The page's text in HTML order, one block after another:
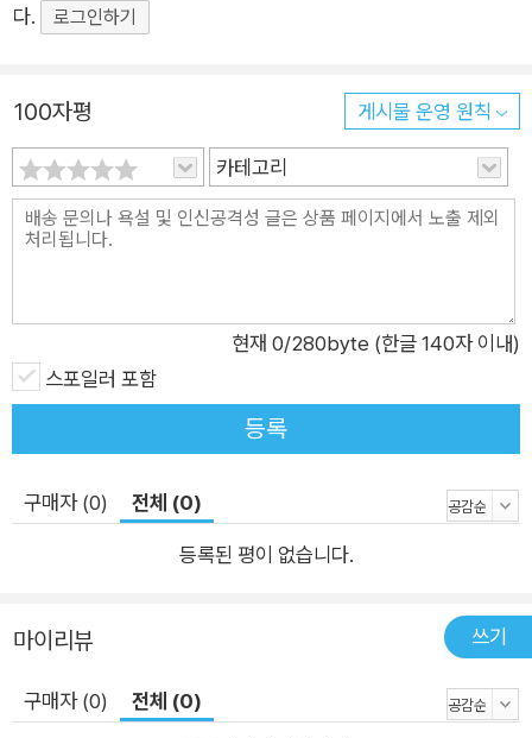
상하고 형상화한다. 저자는 그러한 작품을 읽으면서 주어진 현실
자, 환경운동가 제인 구달(Jane Goodall)의 마지막 인터뷰에서,
“오늘날 지구가 암울할 때에도 여전히 희망은 있다. 희망을 잃지
마라. 희망을 잃으면 무관심해지고 아무것도 하지 않게 된다.” 저
자에게 비평적 글쓰기는 그런 희망을 찾아가는 과정의 산물이다.
책은 5부로 나뉜다. 제1부에서는 세계문학공화국에서 한국소설
를 조망한다. 제3부는 시와 시론에 관한 글을 모으고, 제4부는 비
평과 산문에 관한 글이다. 한국문학 공간에서 다소 홀대받는 논픽
션의 자리를 다듬는다. 제5부는 번역된 외국문학에 관한 글로 구
다.
로그인하기
100자평 게시물 운영 원칙
카테고리
현재 0/280byte (한글 140자 이내)
스포일러 포함
등록
구매자 (0) 전체 (0)
등록된 평이 없습니다.
마이리뷰 쓰기
구매자 (0) 전체 (0)